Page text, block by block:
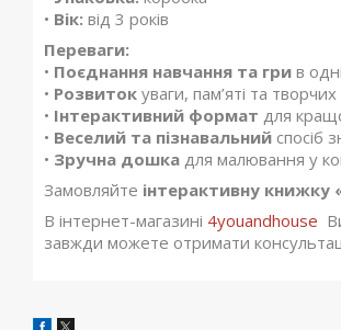
• Вік: від 3 років
Переваги:
• Поєднання навчання та гри в
• Розвиток уваги, пам’яті та
• Інтерактивний формат для
• Веселий та пізнавальний спосіб
• Зручна дошка для малювання у
Замовляйте інтерактивну книжку
В інтернет-магазині 4youandhouse
завжди можете отримати